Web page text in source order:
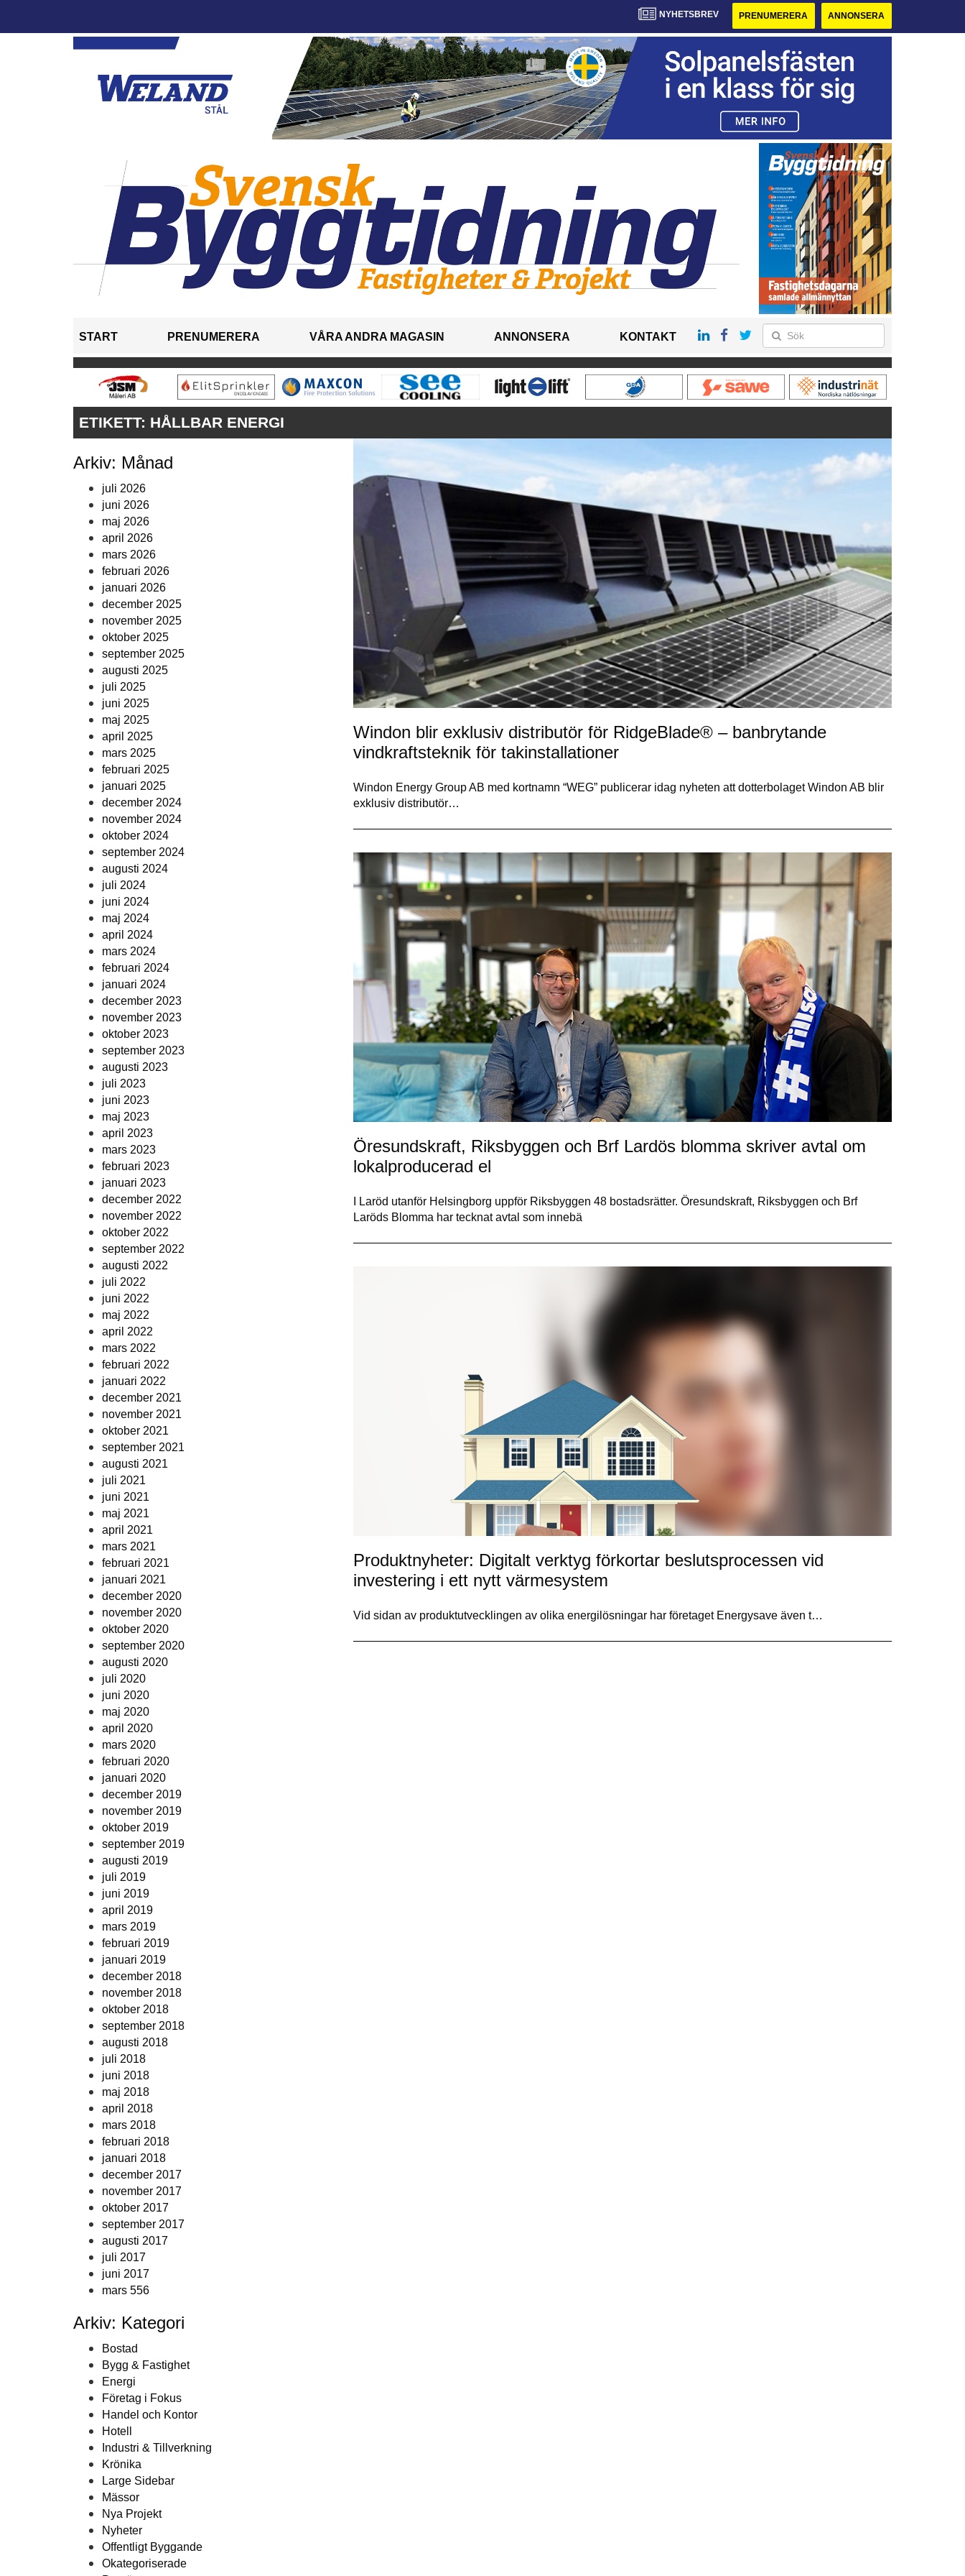
NYHETSBREV PRENUMERERA ANNONSERA
START PRENUMERERA VÅRA ANDRA MAGASIN ANNONSERA KONTAKT
ETIKETT: HÅLLBAR ENERGI
Arkiv: Månad
juli 2026
juni 2026
maj 2026
april 2026
mars 2026
februari 2026
januari 2026
december 2025
november 2025
oktober 2025
september 2025
augusti 2025
juli 2025
juni 2025
maj 2025
april 2025
mars 2025
februari 2025
januari 2025
december 2024
november 2024
oktober 2024
september 2024
augusti 2024
juli 2024
juni 2024
maj 2024
april 2024
mars 2024
februari 2024
januari 2024
december 2023
november 2023
oktober 2023
september 2023
augusti 2023
juli 2023
juni 2023
maj 2023
april 2023
mars 2023
februari 2023
januari 2023
december 2022
november 2022
oktober 2022
september 2022
augusti 2022
juli 2022
juni 2022
maj 2022
april 2022
mars 2022
februari 2022
januari 2022
december 2021
november 2021
oktober 2021
september 2021
augusti 2021
juli 2021
juni 2021
maj 2021
april 2021
mars 2021
februari 2021
januari 2021
december 2020
november 2020
oktober 2020
september 2020
augusti 2020
juli 2020
juni 2020
maj 2020
april 2020
mars 2020
februari 2020
januari 2020
december 2019
november 2019
oktober 2019
september 2019
augusti 2019
juli 2019
juni 2019
april 2019
mars 2019
februari 2019
januari 2019
december 2018
november 2018
oktober 2018
september 2018
augusti 2018
juli 2018
juni 2018
maj 2018
april 2018
mars 2018
februari 2018
januari 2018
december 2017
november 2017
oktober 2017
september 2017
augusti 2017
juli 2017
juni 2017
mars 556
Arkiv: Kategori
Bostad
Bygg & Fastighet
Energi
Företag i Fokus
Handel och Kontor
Hotell
Industri & Tillverkning
Krönika
Large Sidebar
Mässor
Nya Projekt
Nyheter
Offentligt Byggande
Okategoriserade
Windon blir exklusiv distributör för RidgeBlade® – banbrytande
vindkraftsteknik för takinstallationer
Windon Energy Group AB med kortnamn “WEG” publicerar idag nyheten att dotterbolaget Windon AB blir
exklusiv distributör…
Öresundskraft, Riksbyggen och Brf Lardös blomma skriver avtal om
lokalproducerad el
I Laröd utanför Helsingborg uppför Riksbyggen 48 bostadsrätter. Öresundskraft, Riksbyggen och Brf
Laröds Blomma har tecknat avtal som innebä
Produktnyheter: Digitalt verktyg förkortar beslutsprocessen vid
investering i ett nytt värmesystem
Vid sidan av produktutvecklingen av olika energilösningar har företaget Energysave även t…